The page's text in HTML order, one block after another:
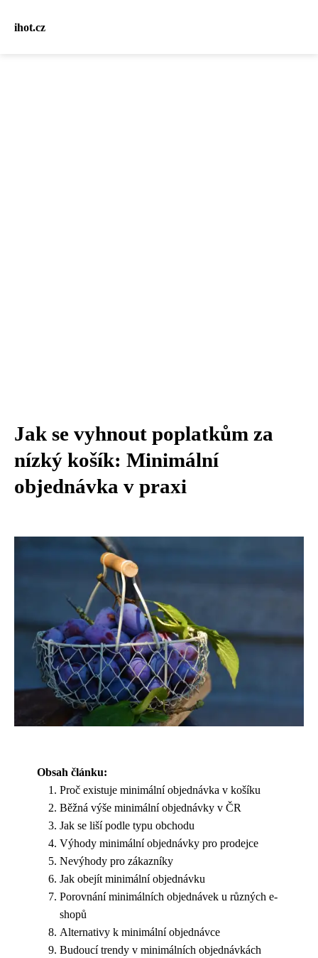
ihot.cz
Jak se vyhnout poplatkům za
nízký košík: Minimální
objednávka v praxi
Obsah článku:
Proč existuje minimální objednávka v košíku
Běžná výše minimální objednávky v ČR
Jak se liší podle typu obchodu
Výhody minimální objednávky pro prodejce
Nevýhody pro zákazníky
Jak obejít minimální objednávku
Porovnání minimálních objednávek u různých e-
shopů
Alternativy k minimální objednávce
Budoucí trendy v minimálních objednávkách